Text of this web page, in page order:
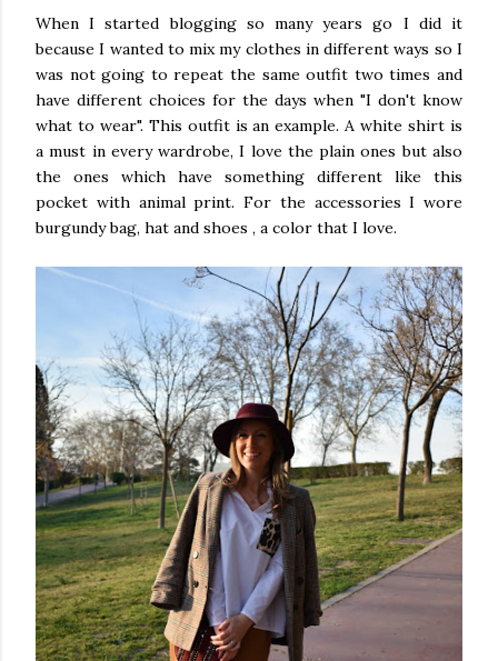
When I started blogging so many years go I did it
because I wanted to mix my clothes in different ways so I
was not going to repeat the same outfit two times and
have different choices for the days when "I don't know
what to wear". This outfit is an example. A white shirt is
a must in every wardrobe, I love the plain ones but also
the ones which have something different like this
pocket with animal print. For the accessories I wore
burgundy bag, hat and shoes , a color that I love.